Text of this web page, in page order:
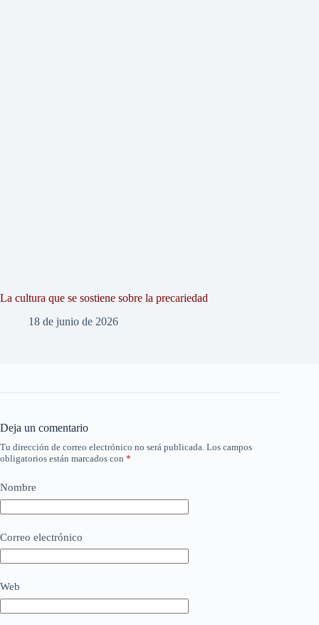
La cultura que se sostiene sobre la precariedad
18 de junio de 2026
Deja un comentario
Tu dirección de correo electrónico no será publicada. Los campos
obligatorios están marcados con *
Nombre
Correo electrónico
Web